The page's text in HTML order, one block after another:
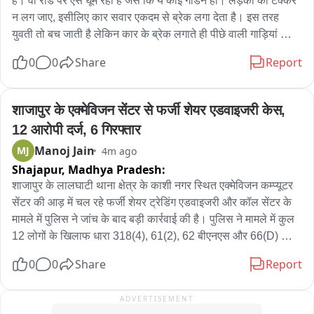
यहां कोई वैकल्पिक रास्ता या सुरक्षा व्यवस्था सुनिश्चित की?
फिलहाल परिवार की नजरें बचाव दल पर टिकी हैं। 22 घंटे से ज्यादा समय
बीत चुका है, लेकिन अंकित का अभी तक कोई पता नहीं चला है। गोताखोर
न लग जाए, इसीलिए कार सवार एकदम से ब्रेक लगा देता है। इस तरह
युवती तो बच जाती है लेकिन कार के ब्रेक लगाते ही पीछे वाली गाड़ियां
वीडियो यहीं बताता है कि सड़क पर इस तरह बेपरवाही होकर नहीं चलना
0 0 Share Report
शाजापुर के एक्मेविजन सेंटर से फर्जी शेयर एडवाइजरी केस,
12 आरोपी दर्ज, 6 गिरफ्तार
MJ Manoj Jain 4m ago
Shajapur, Madhya Pradesh:
शाजापुर के लालघाटी थाना क्षेत्र के काशी नगर स्थित एक्मेविजन कम्प्यूटर
सेंटर की आड़ में चल रहे फर्जी शेयर ट्रेडिंग एडवाइजरी और कॉल सेंटर के
मामले में पुलिस ने जांच के बाद बड़ी कार्रवाई की है। पुलिस ने मामले में कुल
12 लोगों के खिलाफ धारा 318(4), 61(2), 62 बीएनएस और 66(D)
ने 6 आरोपियों को हिरासत में लिया है, जबकि मुख्य आरोपियों सहित 6
0 0 Share Report
ADVERTISEMENT